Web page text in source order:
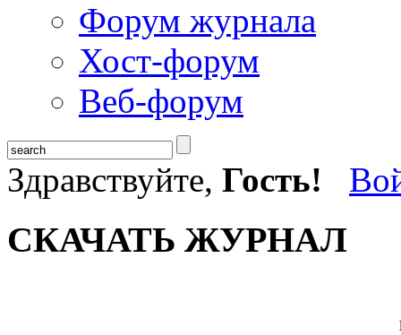
Форум журнала
Хост-форум
Веб-форум
Здравствуйте, Гость!
СКАЧАТЬ ЖУРНАЛ